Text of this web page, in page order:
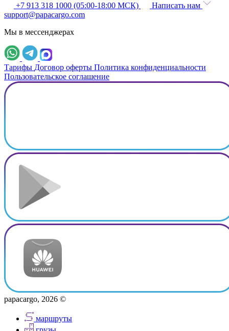
+7 913 318 1000 (05:00-18:00 МСК)
Написать нам
support@papacargo.com
Мы в мессенджерах
Тарифы Договор оферты Политика конфиденциальности
Пользовательское соглашение
papacargo, 2026 ©
маршруты